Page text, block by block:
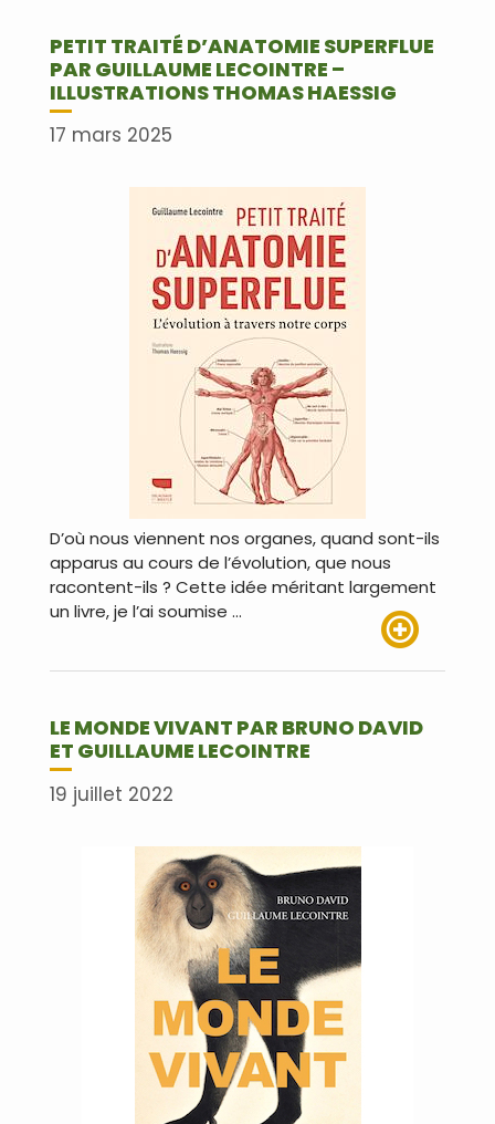
PETIT TRAITÉ D’ANATOMIE SUPERFLUE
PAR GUILLAUME LECOINTRE –
ILLUSTRATIONS THOMAS HAESSIG
17 mars 2025
D’où nous viennent nos organes, quand sont-ils
apparus au cours de l’évolution, que nous
racontent-ils ? Cette idée méritant largement
un livre, je l’ai soumise …
LE MONDE VIVANT PAR BRUNO DAVID
ET GUILLAUME LECOINTRE
19 juillet 2022